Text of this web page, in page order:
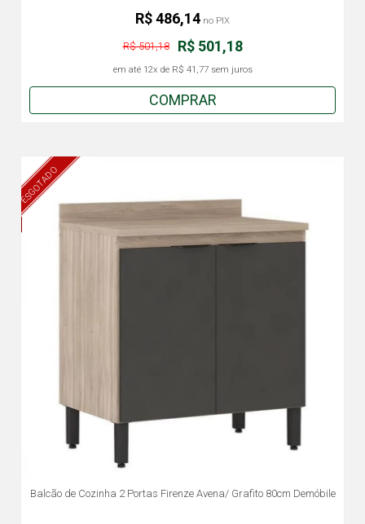
R$ 501,18
R$ 501,18
em até 12x de R$ 41,77sem juros
R$ 486,14 no PIX
COMPRAR
ESGOTADO
Balcão de Cozinha 2 Portas Firenze Avena/ Grafito 80cm Demóbile